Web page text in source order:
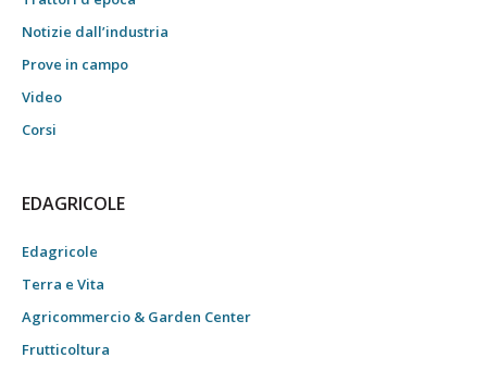
Notizie dall’industria
Prove in campo
Video
Corsi
EDAGRICOLE
Edagricole
Terra e Vita
Agricommercio & Garden Center
Frutticoltura